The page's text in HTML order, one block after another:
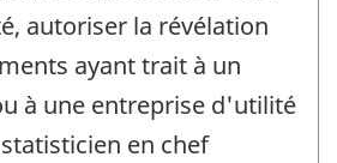
autoriser la révélation
ayant trait à un
à une entreprise d'utilité
en chef